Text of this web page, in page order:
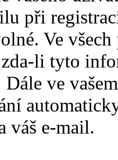
při
Ve
li tyto
ve
váš e-mail.